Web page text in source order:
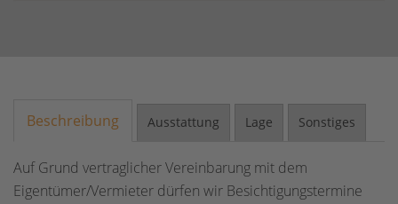
Beschreibung Ausstattung Lage Sonstiges
Auf Grund vertraglicher Vereinbarung mit dem
Eigentümer/Vermieter dürfen wir Besichtigungstermine